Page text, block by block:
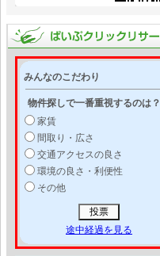
みんなのこだわり
物件探しで一番重視するのは？
家賃
間取り・広さ
交通アクセスの良さ
環境の良さ・利便性
その他
途中経過を見る